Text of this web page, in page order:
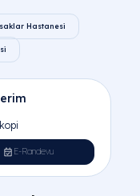
E-Randevu